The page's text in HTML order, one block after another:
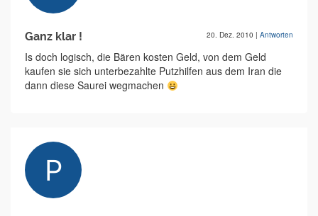
Ganz klar ! 20. Dez. 2010 | Antworten
Is doch logisch, die Bären kosten Geld, von dem Geld
kaufen sie sich unterbezahlte Putzhilfen aus dem Iran die
dann diese Saurei wegmachen